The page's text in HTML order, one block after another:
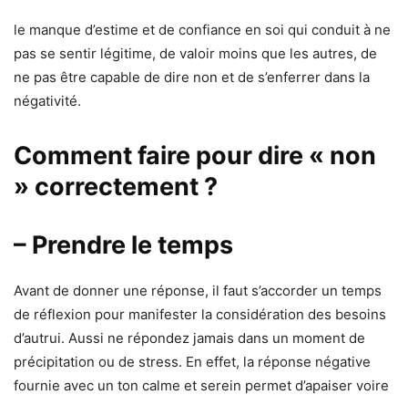
le manque d’estime et de confiance en soi qui conduit à ne
pas se sentir légitime, de valoir moins que les autres, de
ne pas être capable de dire non et de s’enferrer dans la
négativité.
Comment faire pour dire « non
» correctement ?
– Prendre le temps
Avant de donner une réponse, il faut s’accorder un temps
de réflexion pour manifester la considération des besoins
d’autrui. Aussi ne répondez jamais dans un moment de
précipitation ou de stress. En effet, la réponse négative
fournie avec un ton calme et serein permet d’apaiser voire